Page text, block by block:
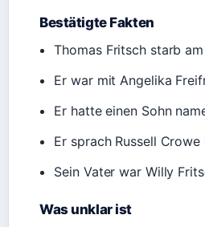
Bestätigte Fakten
Thomas Fritsch starb
Er war mit Angelika
Er hatte einen Sohn
Er sprach Russell Crowe
Sein Vater war Willy
Was unklar ist